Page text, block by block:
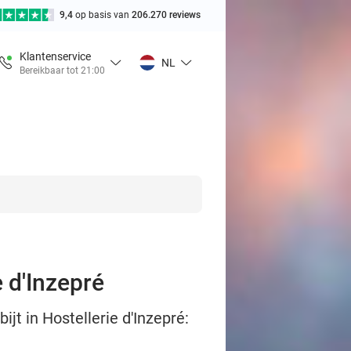
9,4 op basis van 206.270 reviews
Klantenservice
Bereikbaar tot 21:00
NL
d'Inzepré
in Hostellerie d'Inzepré: